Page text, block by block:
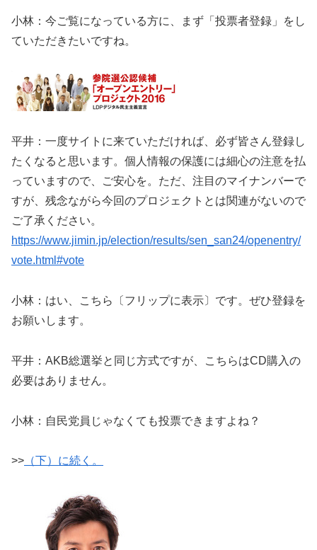
小林：今ご覧になっている方に、まず「投票者登録」をし
ていただきたいですね。
平井：一度サイトに来ていただければ、必ず皆さん登録し
たくなると思います。個人情報の保護には細心の注意を払
っていますので、ご安心を。ただ、注目のマイナンバーで
すが、残念ながら今回のプロジェクトとは関連がないので
ご了承ください。
https://www.jimin.jp/election/results/sen_san24/openentry/
vote.html#vote
小林：はい、こちら〔フリップに表示〕です。ぜひ登録を
お願いします。
平井：AKB総選挙と同じ方式ですが、こちらはCD購入の
必要はありません。
小林：自民党員じゃなくても投票できますよね？
>> （下）に続く。